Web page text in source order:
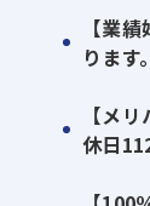
◆今回は、業績
◆「売買仲介エ
をして頂きます
【業
ります
【メ
休日